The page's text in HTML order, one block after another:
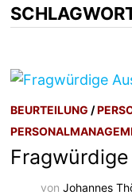
BEURTEILUNG /
vonJohannes